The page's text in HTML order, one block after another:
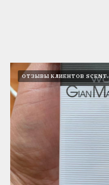
ОТЗЫВЫ КЛИЕНТОВ